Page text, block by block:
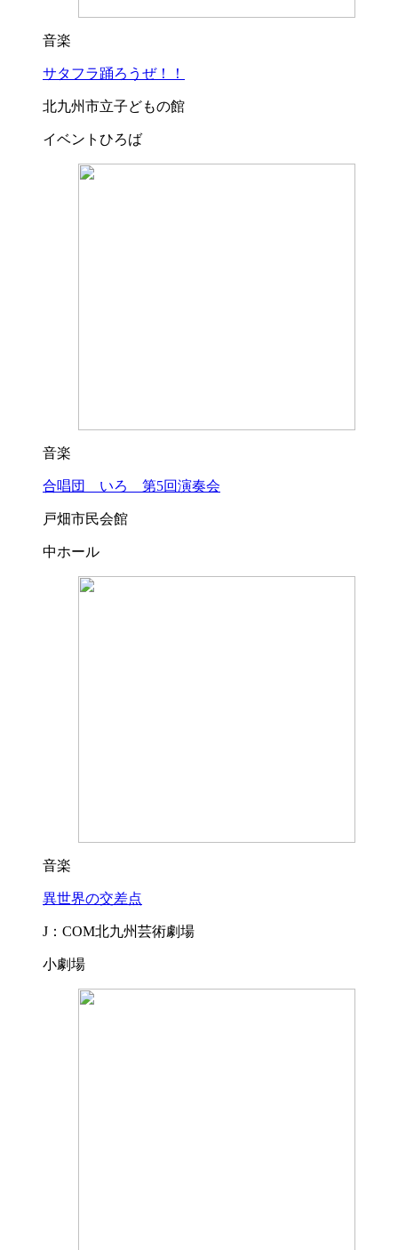
音楽
サタフラ踊ろうぜ！！
北九州市立子どもの館
イベントひろば
音楽
合唱団 いろ 第5回演奏会
戸畑市民会館
中ホール
音楽
異世界の交差点
J：COM北九州芸術劇場
小劇場